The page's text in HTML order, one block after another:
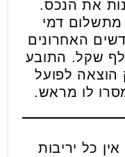
את הנכס.
מתשלום דמי
האחרונים
בסך כולל של 50 אלף שקל. התובע
הוצאה לפועל
לו מראש.
כל יריבות